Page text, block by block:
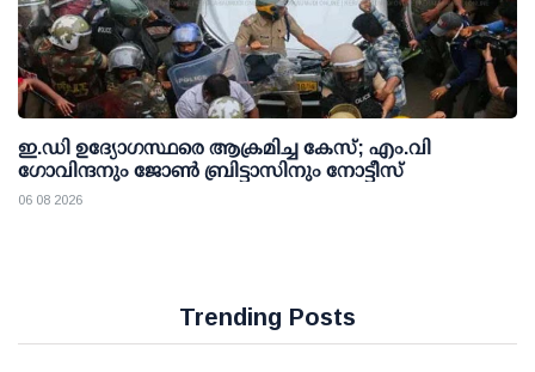
ഇ.ഡി ഉദ്യോഗസ്ഥരെ ആക്രമിച്ച കേസ്; എം.വി
ഗോവിന്ദനും ജോണ്‍ ബ്രിട്ടാസിനും നോട്ടീസ്
06 08 2026
Trending Posts